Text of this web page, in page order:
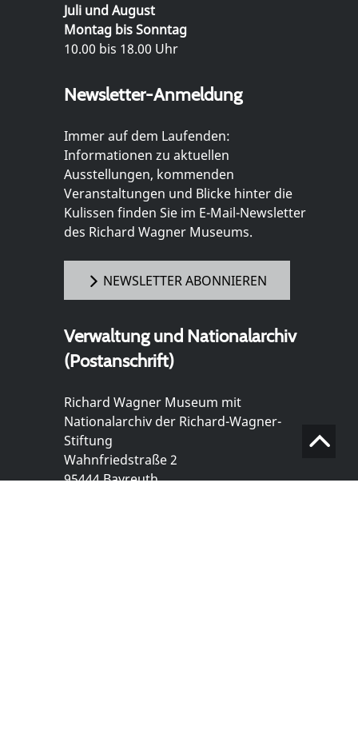
Juli und August
Montag bis Sonntag
10.00 bis 18.00 Uhr
Newsletter-Anmeldung
Immer auf dem Laufenden:
Informationen zu aktuellen
Ausstellungen, kommenden
Veranstaltungen und Blicke hinter die
Kulissen finden Sie im E-Mail-Newsletter
des Richard Wagner Museums.
NEWSLETTER ABONNIEREN
Verwaltung und Nationalarchiv
(Postanschrift)
Richard Wagner Museum mit
Nationalarchiv der Richard-Wagner-
Stiftung
Wahnfriedstraße 2
95444 Bayreuth